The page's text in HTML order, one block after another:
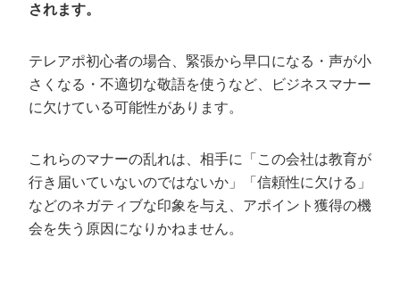
されます。
テレアポ初心者の場合、緊張から早口になる・声が小
さくなる・不適切な敬語を使うなど、ビジネスマナー
に欠けている可能性があります。
これらのマナーの乱れは、相手に「この会社は教育が
行き届いていないのではないか」「信頼性に欠ける」
などのネガティブな印象を与え、アポイント獲得の機
会を失う原因になりかねません。